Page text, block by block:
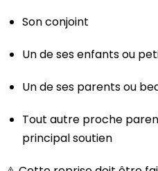
Son conjoint
Un de ses enfants ou
Un de ses parents ou
Tout autre proche
principal soutien